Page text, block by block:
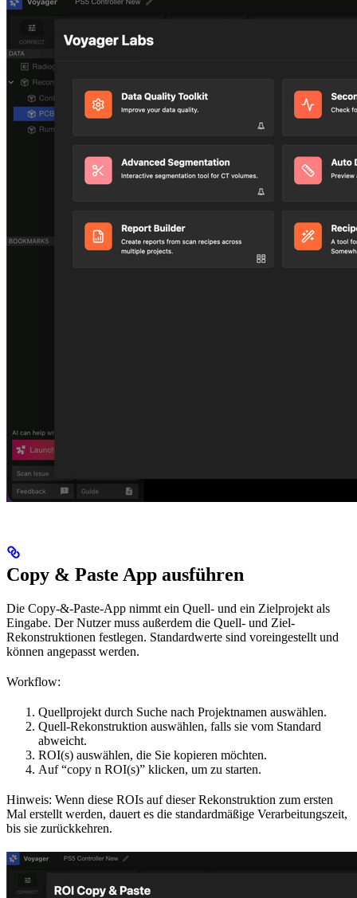
Copy & Paste App ausführen
Die Copy-&-Paste-App nimmt ein Quell- und ein Zielprojekt als
Eingabe. Der Nutzer muss außerdem die Quell- und Ziel-
Rekonstruktionen festlegen. Standardwerte sind voreingestellt und
können angepasst werden.
Workflow:
Quellprojekt durch Suche nach Projektnamen auswählen.
Quell-Rekonstruktion auswählen, falls sie vom Standard
abweicht.
ROI(s) auswählen, die Sie kopieren möchten.
Auf “copy n ROI(s)” klicken, um zu starten.
Hinweis: Wenn diese ROIs auf dieser Rekonstruktion zum ersten
Mal erstellt werden, dauert es die standardmäßige Verarbeitungszeit,
bis sie zurückkehren.